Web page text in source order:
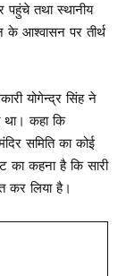
पहुंचे तथा स्थानीय
के आश्वासन पर तीर्थ
योगेन्द्र सिंह ने
था। कहा कि
समिति का कोई
का कहना है कि सारी
कर लिया है।